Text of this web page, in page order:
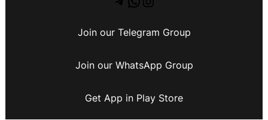
Join our Telegram Group
Join our WhatsApp Group
Get App in Play Store